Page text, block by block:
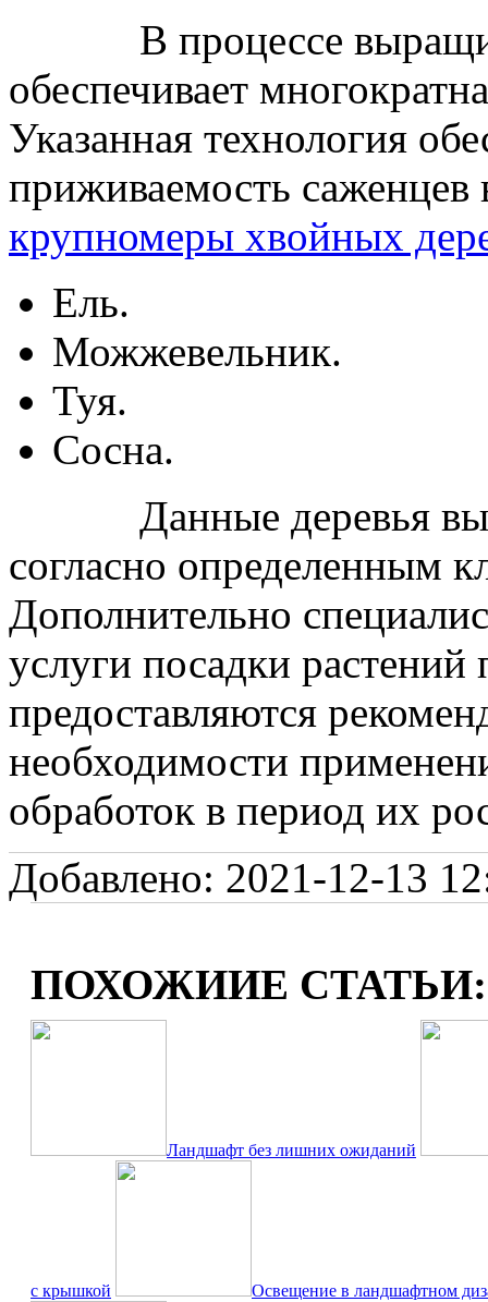
В процессе
обеспечивает
Указанная технология
приживаемость
крупномеры хвойных
Ель.
Можжевельник.
Туя.
Сосна.
Данные деревья
согласно определенным
Дополнительно
услуги посадки
предоставляются
необходимости
обработок в период их
Добавлено: 2021-12-13
ПОХОЖИИЕ СТАТЬИ:
Ландшафт без лишних ожиданий
с крышкой Освещение в ландшафтном